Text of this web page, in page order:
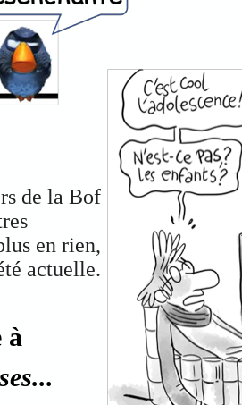
à
de la Bof
en rien,
actuelle.